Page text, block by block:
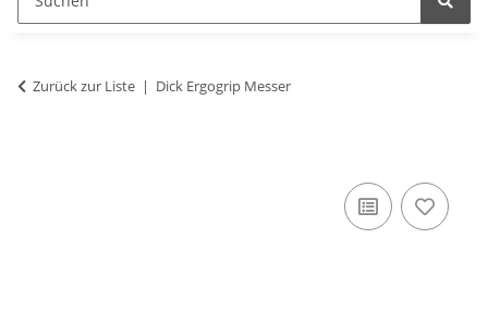
Zurück zur Liste Dick Ergogrip Messer